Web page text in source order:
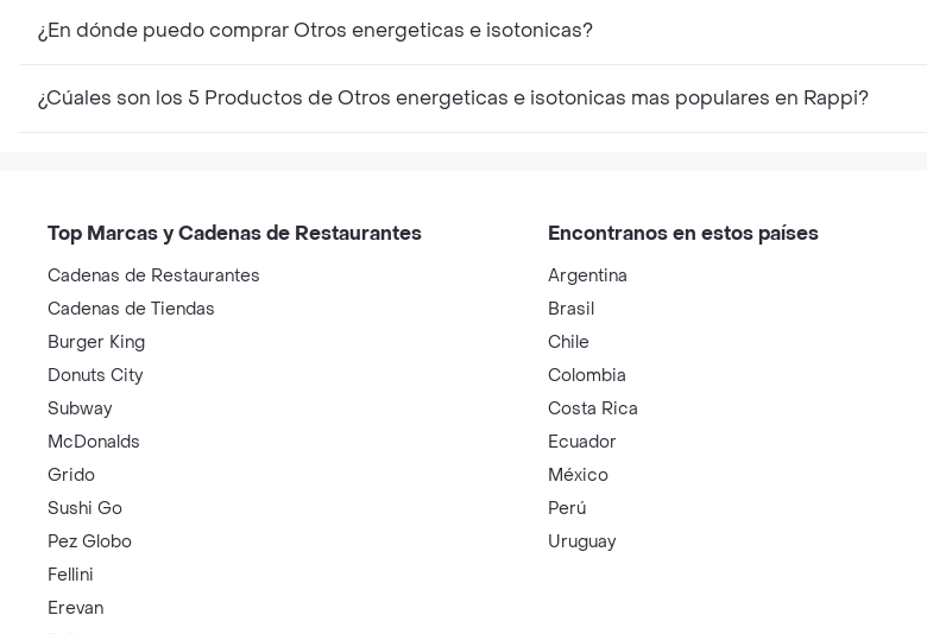
¿En dónde puedo comprar Otros energeticas e isotonicas?
¿Cúales son los 5 Productos de Otros energeticas e isotonicas mas populares en Rappi?
Top Marcas y Cadenas de Restaurantes
Cadenas de Restaurantes
Cadenas de Tiendas
Burger King
Donuts City
Subway
McDonalds
Grido
Sushi Go
Pez Globo
Fellini
Erevan
Encontranos en estos países
Argentina
Brasil
Chile
Colombia
Costa Rica
Ecuador
México
Perú
Uruguay